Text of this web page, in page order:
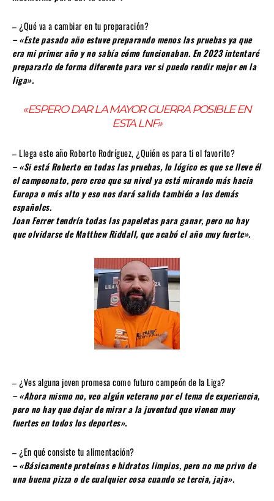
– ¿Qué va a cambiar en tu preparación?
– «Este pasado año estuve preparando menos las pruebas ya que
era mi primer año y no sabía cómo funcionaban. En 2023 intentaré
prepararlo de forma diferente para ver si puedo rendir mejor en la
liga».
«ESPERO DAR LA MAYOR GUERRA POSIBLE EN
ESTA LNF»
– Llega este año Roberto Rodríguez, ¿Quién es para ti el favorito?
– «Si está Roberto en todas las pruebas, lo lógico es que se lleve él
el campeonato, pero creo que su nivel ya está mirando más hacia
Europa o más alto y eso nos dará salida también a los demás
españoles.
Joan Ferrer tendría todas las papeletas para ganar, pero no hay
que olvidarse de Matthew Riddall, que acabó el año muy fuerte».
– ¿Ves alguna joven promesa como futuro campeón de la Liga?
– «Ahora mismo no, veo algún veterano por el tema de experiencia,
pero no hay que dejar de mirar a la juventud que vienen muy
fuertes en todos los deportes».
– ¿En qué consiste tu alimentación?
– «Básicamente proteínas e hidratos limpios, pero no me privo de
una buena pizza o de cualquier cosa cuando se tercia, jaja».